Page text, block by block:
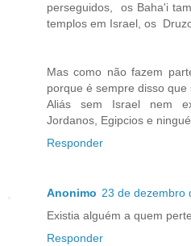
perseguidos, os Baha'i
templos em Israel, os
Mas como não fazem
porque é sempre disso
Aliás sem Israel nem
Jordanos, Egipcios e
Responder
Anonimo 23 de dezembro
Existia alguém a quem
Responder